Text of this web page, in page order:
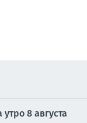
8 августа